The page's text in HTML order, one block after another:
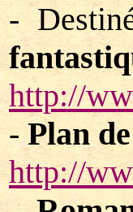
-
http://
- Plan
http://